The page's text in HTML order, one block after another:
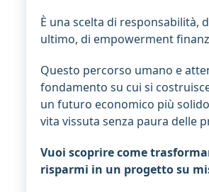
È una scelta di responsabilità,
ultimo, di empowerment
Questo percorso umano e
fondamento su cui si
un futuro economico più
vita vissuta senza paura delle
Vuoi scoprire come
risparmi in un progetto su